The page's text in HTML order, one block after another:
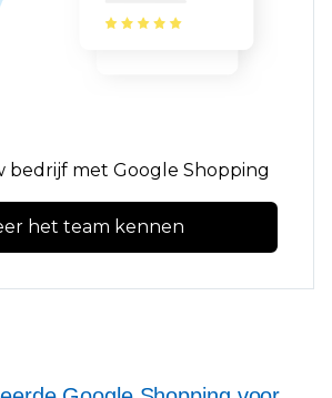
bedrijf met Google Shopping
het team kennen